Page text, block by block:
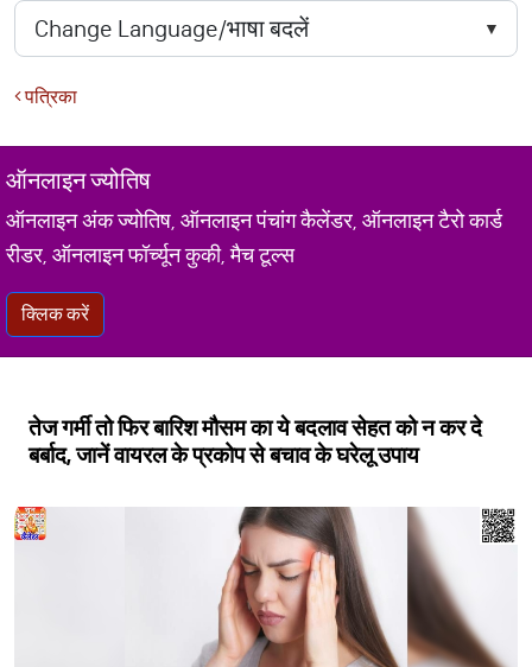
पत्रिका
ऑनलाइन ज्योतिष
ऑनलाइन अंक ज्योतिष, ऑनलाइन पंचांग कैलेंडर, ऑनलाइन टैरो कार्ड
रीडर, ऑनलाइन फॉर्च्यून कुकी, मैच टूल्स
क्लिक करें
तेज गर्मी तो फिर बारिश मौसम का ये बदलाव सेहत को न कर दे
बर्बाद, जानें वायरल के प्रकोप से बचाव के घरेलू उपाय